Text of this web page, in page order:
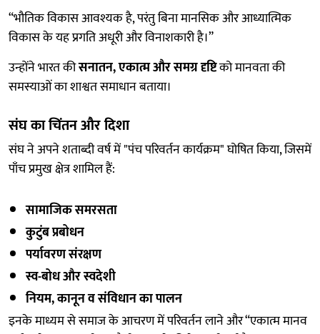
“भौतिक विकास आवश्यक है, परंतु बिना मानसिक और आध्यात्मिक
विकास के यह प्रगति अधूरी और विनाशकारी है।”
उन्होंने भारत कीसनातन, एकात्म और समग्र दृष्टिको मानवता की
समस्याओं का शाश्वत समाधान बताया।
संघ का चिंतन और दिशा
संघ ने अपने शताब्दी वर्ष में "पंच परिवर्तन कार्यक्रम" घोषित किया, जिसमें
पाँच प्रमुख क्षेत्र शामिल हैं:
सामाजिक समरसता
कुटुंब प्रबोधन
पर्यावरण संरक्षण
स्व-बोध और स्वदेशी
नियम, कानून व संविधान का पालन
इनके माध्यम से समाज के आचरण में परिवर्तन लाने और “एकात्म मानव